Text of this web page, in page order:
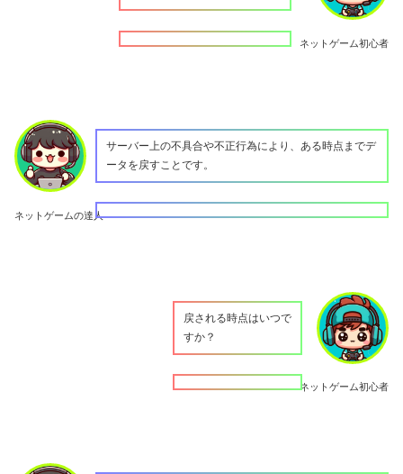
ネットゲーム初心者
ネットゲームの達人
サーバー上の不具合や不正行為により、ある時点までデ
ータを戻すことです。
ネットゲーム初心者
戻される時点はいつで
すか？